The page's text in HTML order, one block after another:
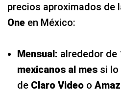
precios aproximados de
One en México:
Mensual: alrededor de
mexicanos al mes si
de Claro Video o